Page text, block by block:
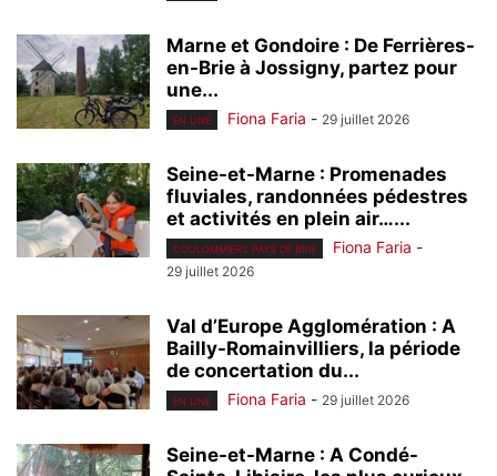
Marne et Gondoire : De Ferrières-
en-Brie à Jossigny, partez pour
une...
EN UNE Fiona Faria - 29 juillet 2026
Seine-et-Marne : Promenades
fluviales, randonnées pédestres
et activités en plein air…...
COULOMMIERS PAYS DE BRIE Fiona Faria -
29 juillet 2026
Val d’Europe Agglomération : A
Bailly-Romainvilliers, la période
de concertation du...
EN UNE Fiona Faria - 29 juillet 2026
Seine-et-Marne : A Condé-